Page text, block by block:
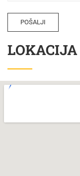
LOKACIJA